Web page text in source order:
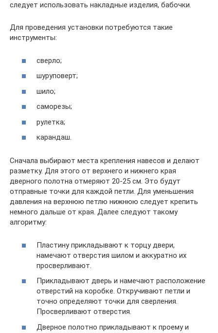
следует использовать накладные изделия, бабочки.
Для проведения установки потребуются такие
инструменты:
сверло;
шуруповерт;
шило;
саморезы;
рулетка;
карандаш.
Сначала выбирают места крепления навесов и делают
разметку. Для этого от верхнего и нижнего края
дверного полотна отмеряют 20-25 см. Это будут
отправные точки для каждой петли. Для уменьшения
давления на верхнюю петлю нижнюю следует крепить
немного дальше от края. Далее следуют такому
алгоритму:
Пластину прикладывают к торцу двери,
намечают отверстия шилом и аккуратно их
просверливают.
Прикладывают дверь и намечают расположение
отверстий на коробке. Откручивают петли и
точно определяют точки для сверления.
Просверливают отверстия.
Дверное полотно прикладывают к проему и